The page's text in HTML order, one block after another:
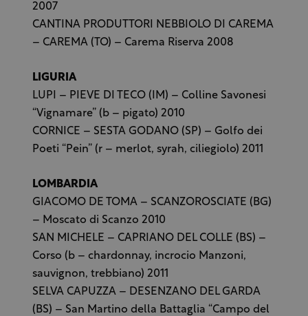
2007
CANTINA PRODUTTORI NEBBIOLO DI CAREMA
– CAREMA (TO) – Carema Riserva 2008
LIGURIA
LUPI – PIEVE DI TECO (IM) – Colline Savonesi
“Vignamare” (b – pigato) 2010
CORNICE – SESTA GODANO (SP) – Golfo dei
Poeti “Pein” (r – merlot, syrah, ciliegiolo) 2011
LOMBARDIA
GIACOMO DE TOMA – SCANZOROSCIATE (BG)
– Moscato di Scanzo 2010
SAN MICHELE – CAPRIANO DEL COLLE (BS) –
Corso (b – chardonnay, incrocio Manzoni,
sauvignon, trebbiano) 2011
SELVA CAPUZZA – DESENZANO DEL GARDA
(BS) – San Martino della Battaglia “Campo del